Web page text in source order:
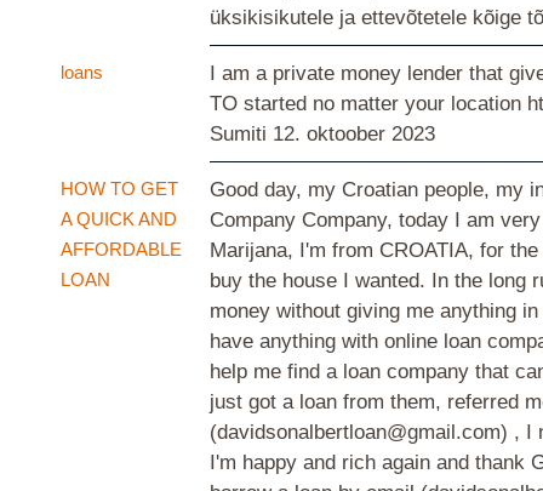
üksikisikutele ja ettevõtetele kõige
loans
I am a private money lender that
TO started no matter your location
Sumiti 12. oktoober 2023
HOW TO GET
A QUICK AND
AFFORDABLE
LOAN
Good day, my Croatian people, my
Company Company, today I am
Marijana, I'm from CROATIA, for
buy the house I wanted. In the long
money without giving me anything
have anything with online loan
help me find a loan company that
just got a loan from them, referred
(davidsonalbertloan@gmail.com) ,
I'm happy and rich again and thank